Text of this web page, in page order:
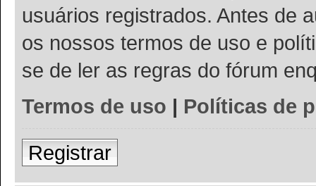
usuários registrados. Antes de
os nossos termos de uso e
se de ler as regras do fórum
Termos de uso | Políticas de
Registrar